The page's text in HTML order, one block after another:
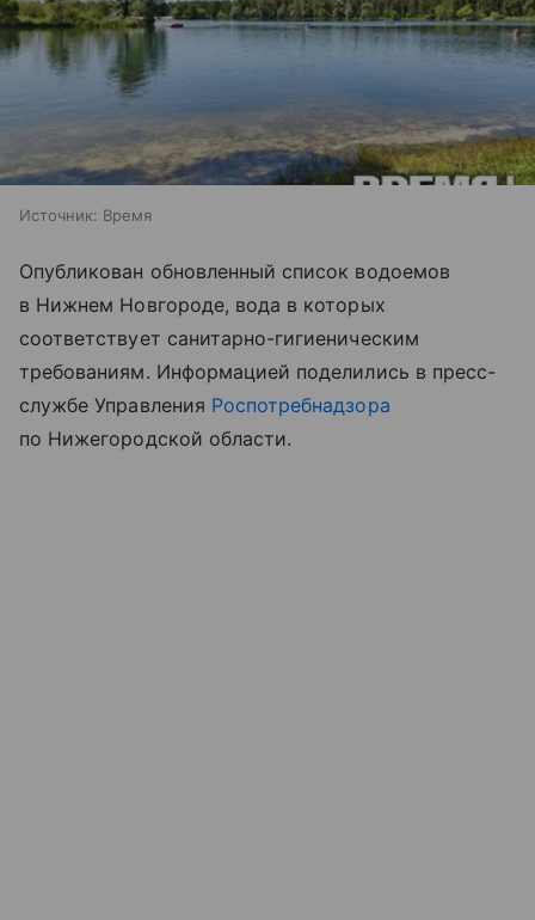
Источник: Время
Опубликован обновленный список водоемов
в Нижнем Новгороде, вода в которых
соответствует санитарно-гигиеническим
требованиям. Информацией поделились в пресс-
службе Управления Роспотребнадзора
по Нижегородской области.